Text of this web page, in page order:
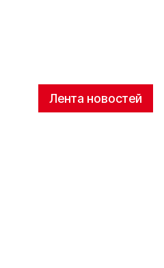
Лента новостей